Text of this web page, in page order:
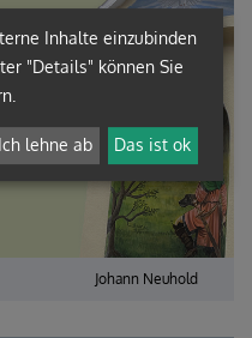
Johann Neuhold
Inhalte einzubinden
"Details" können Sie
Ich lehne ab Das ist ok